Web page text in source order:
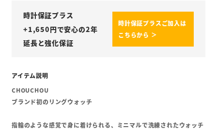
時計保証プラス
+1,650円で安心の2年
延長と強化保証
時計保証プラスご加入は
こちらから ＞
CHOUCHOU
ブランド初のリングウォッチ
指輪のような感覚で身に着けられる、ミニマルで洗練されたウォッチ